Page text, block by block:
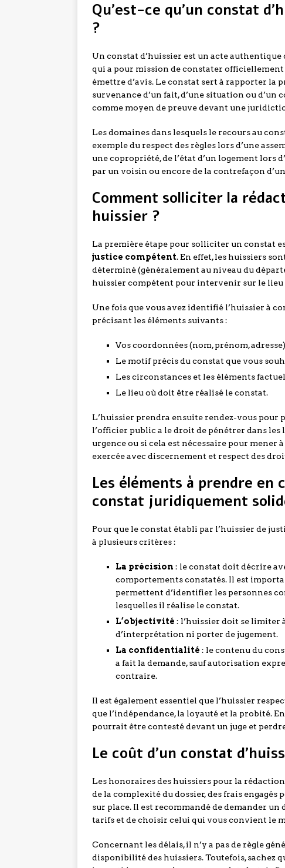
Qu’est-ce qu’un constat
?
Un constat d’huissier est un acte
qui a pour mission de constater
émettre d’avis. Le constat sert à rapporter la
survenance d’un fait, d’une situation ou
comme moyen de preuve devant une
Les domaines dans lesquels le recours au
exemple du respect des règles lors d’une
une copropriété, de l’état d’un logement lors
par un voisin ou encore de la contrefaçon
Comment solliciter la
huissier ?
La première étape pour solliciter un constat
justice compétent. En effet, les huissiers
déterminé (généralement au niveau du
huissier compétent pour intervenir sur le lieu
Une fois que vous avez identifié l’huissier à
précisant les éléments suivants :
Vos coordonnées (nom, prénom,
Le motif précis du constat que vous
Les circonstances et les éléments
Le lieu où doit être réalisé le constat.
L’huissier prendra ensuite rendez-vous pour
l’officier public a le droit de pénétrer dans
urgence ou si cela est nécessaire pour mener
exercée avec discernement et respect des
Les éléments à prendre
constat juridiquement
Pour que le constat établi par l’huissier de
à plusieurs critères :
La précision : le constat doit décrire
comportements constatés. Il est
permettent d’identifier les personnes
lesquelles il réalise le constat.
L’objectivité : l’huissier doit se limiter
d’interprétation ni porter de jugement.
La confidentialité : le contenu du
a fait la demande, sauf autorisation
contraire.
Il est également essentiel que l’huissier
que l’indépendance, la loyauté et la probité.
pourrait être contesté devant un juge et
Le coût d’un constat
Les honoraires des huissiers pour la
de la complexité du dossier, des frais
sur place. Il est recommandé de demander
tarifs et de choisir celui qui vous convient le
Concernant les délais, il n’y a pas de règle
disponibilité des huissiers. Toutefois, sachez